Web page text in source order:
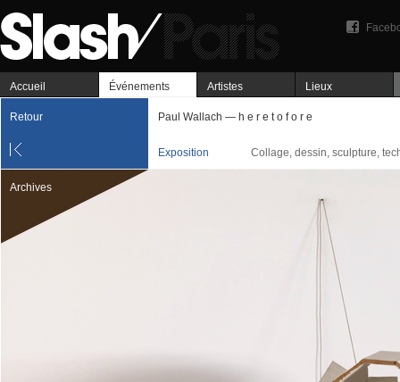
Accueil Événements Artistes Lieux
Retour Paul Wallach — h e r e t o f o r e
Exposition Collage, dessin, sculpture,
Archives